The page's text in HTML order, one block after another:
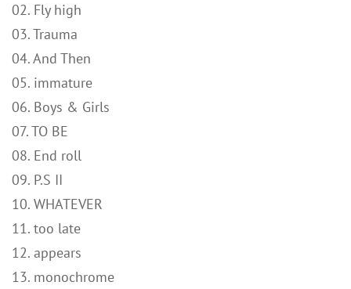
02. Fly high
03. Trauma
04. And Then
05. immature
06. Boys & Girls
07. TO BE
08. End roll
09. P.S II
10. WHATEVER
11. too late
12. appears
13. monochrome